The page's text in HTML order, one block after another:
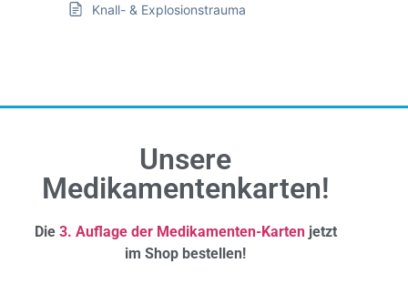
Knall- & Explosionstrauma
Unsere
Medikamentenkarten!
Die 3. Auflage der Medikamenten-Kartenjetzt
im Shop bestellen!